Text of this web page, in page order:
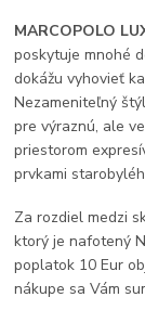
MARCOPOLO
poskytuje mnohé
dokážu vyhovieť
Nezameniteľný
pre výraznú, ale
priestorom
prvkami
Za rozdiel medzi
ktorý je nafotený
poplatok 10 Eur
nákupe sa Vám